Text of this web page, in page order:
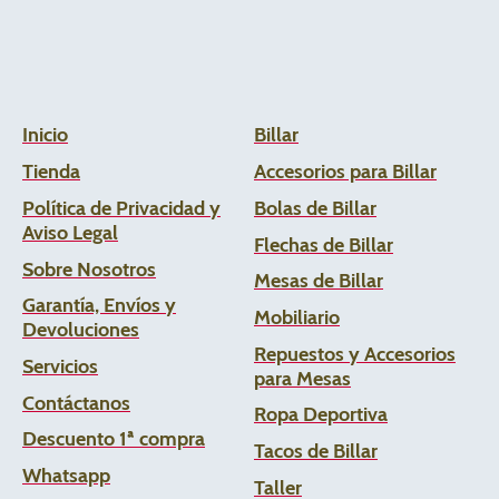
Inicio
Tienda
Política de Privacidad y
Aviso Legal
Sobre Nosotros
Garantía, Envíos y
Devoluciones
Servicios
Contáctanos
Descuento 1ª compra
Whatsapp
Billar
Accesorios para Billar
Bolas de Billar
Flechas de Billar
Mesas de Billar
Mobiliario
Repuestos y Accesorios
para Mesas
Ropa Deportiva
Tacos de Billar
Taller